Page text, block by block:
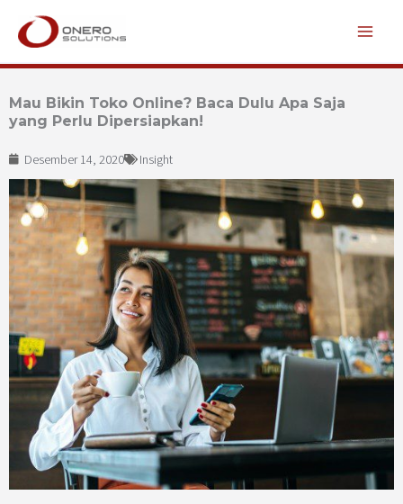
Lewati
Mau Bikin Toko Online? Baca Dulu Apa Saja
yang Perlu Dipersiapkan!
Desember 14, 2020 Insight